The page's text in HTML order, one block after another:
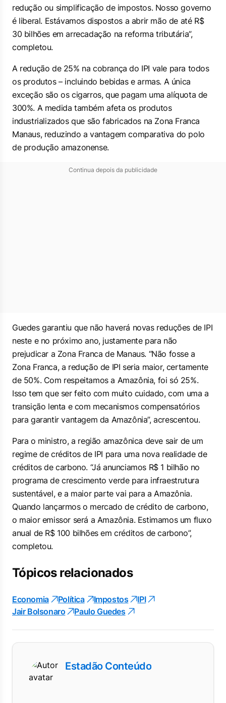
redução ou simplificação de impostos. Nosso governo
é liberal. Estávamos dispostos a abrir mão de até R$
30 bilhões em arrecadação na reforma tributária”,
completou.
A redução de 25% na cobrança do IPI vale para todos
os produtos – incluindo bebidas e armas. A única
exceção são os cigarros, que pagam uma alíquota de
300%. A medida também afeta os produtos
industrializados que são fabricados na Zona Franca
Manaus, reduzindo a vantagem comparativa do polo
de produção amazonense.
Continua depois da publicidade
Guedes garantiu que não haverá novas reduções de IPI
neste e no próximo ano, justamente para não
prejudicar a Zona Franca de Manaus. “Não fosse a
Zona Franca, a redução de IPI seria maior, certamente
de 50%. Com respeitamos a Amazônia, foi só 25%.
Isso tem que ser feito com muito cuidado, com uma a
transição lenta e com mecanismos compensatórios
para garantir vantagem da Amazônia”, acrescentou.
Para o ministro, a região amazônica deve sair de um
regime de créditos de IPI para uma nova realidade de
créditos de carbono. “Já anunciamos R$ 1 bilhão no
programa de crescimento verde para infraestrutura
sustentável, e a maior parte vai para a Amazônia.
Quando lançarmos o mercado de crédito de carbono,
o maior emissor será a Amazônia. Estimamos um fluxo
anual de R$ 100 bilhões em créditos de carbono”,
completou.
Tópicos relacionados
Economia Política Impostos
IPI
Jair Bolsonaro
Paulo Guedes
Estadão Conteúdo